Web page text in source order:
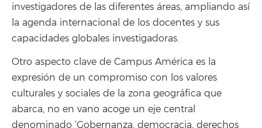
investigadores de las diferentes áreas, ampliando así
la agenda internacional de los docentes y sus
capacidades globales investigadoras.
Otro aspecto clave de Campus América es la
expresión de un compromiso con los valores
culturales y sociales de la zona geográfica que
abarca, no en vano acoge un eje central
denominado ‘Gobernanza, democracia, derechos